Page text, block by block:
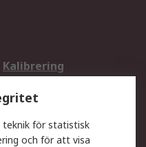
Kalibrering
Teknisk Support
Exportlösningar
teknik för statistisk
och för att visa